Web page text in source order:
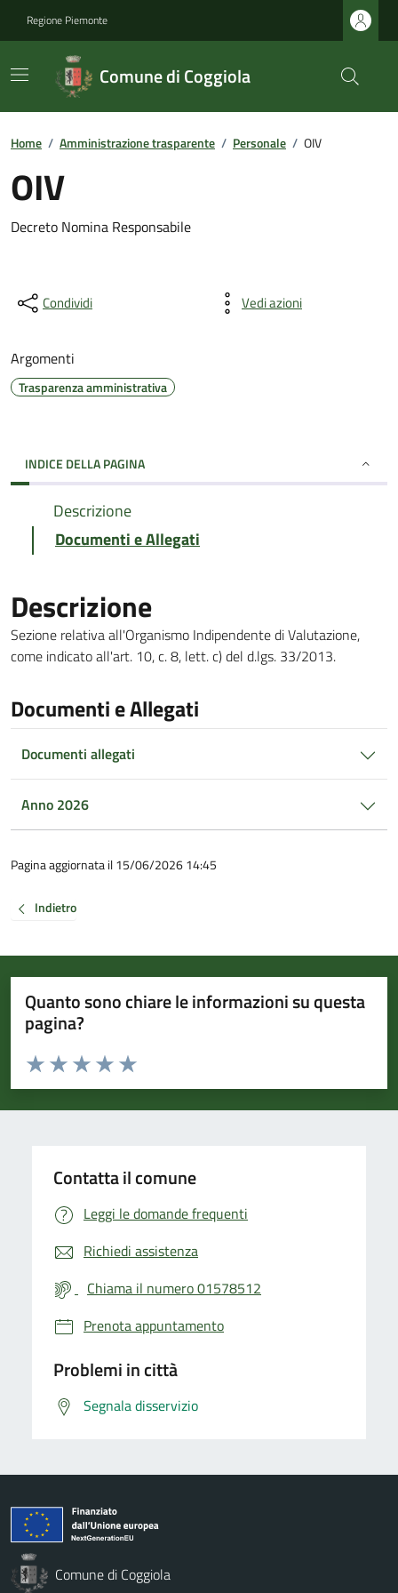
Regione Piemonte
Comune di Coggiola
Home / Amministrazione trasparente / Personale / OIV
OIV
Decreto Nomina Responsabile
Condividi Vedi azioni
Argomenti
Trasparenza amministrativa
INDICE DELLA PAGINA
Descrizione
Documenti e Allegati
Descrizione
Sezione relativa all'Organismo Indipendente di Valutazione,
come indicato all'art. 10, c. 8, lett. c) del d.lgs. 33/2013.
Documenti e Allegati
Documenti allegati
Anno 2026
Pagina aggiornata il 15/06/2026 14:45
Indietro
Quanto sono chiare le informazioni su questa
pagina?
Valuta da 1 a 5 stelle la pagina
Valuta 5 stelle su 5
Valuta 4 stelle su 5
Valuta 3 stelle su 5
Valuta 2 stelle su 5
Valuta 1 stelle su 5
Contatta il comune
Leggi le domande frequenti
Richiedi assistenza
Chiama il numero 01578512
Prenota appuntamento
Problemi in città
Segnala disservizio
Comune di Coggiola